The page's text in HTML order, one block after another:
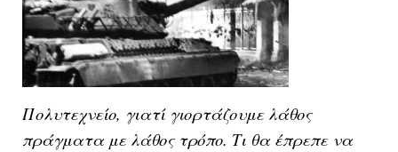
Πολυτεχνείο, γιατί γιορτάζουμε λάθος
πράγματα με λάθος τρόπο. Τι θα έπρεπε να